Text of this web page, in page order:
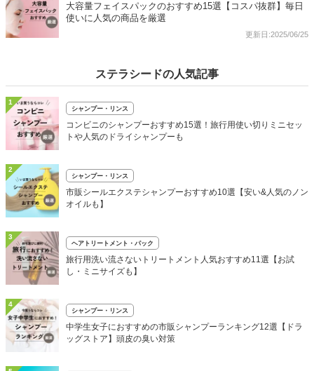
大容量フェイスパックのおすすめ15選【コスパ抜群】毎日
使いに人気の商品を厳選
更新日:2025/06/25
ステラシードの人気記事
1
シャンプー・リンス
コンビニのシャンプーおすすめ15選！旅行用使い切りミニセッ
トや人気のドライシャンプーも
2
シャンプー・リンス
市販シールエクステシャンプーおすすめ10選【安い&人気のノン
オイルも】
3
ヘアトリートメント・パック
旅行用洗い流さないトリートメント人気おすすめ11選【お試
し・ミニサイズも】
4
シャンプー・リンス
中学生女子におすすめの市販シャンプーランキング12選【ドラ
ッグストア】頭皮の臭い対策